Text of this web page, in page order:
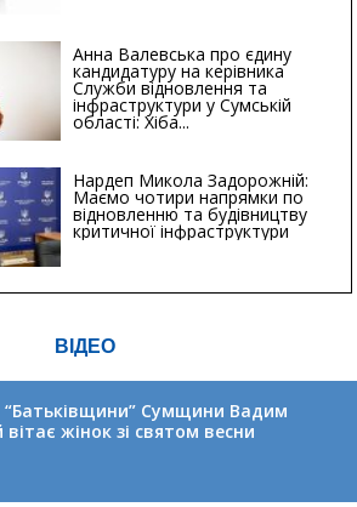
Анна Валевська про єдину
кандидатуру на керівника
Служби відновлення та
інфраструктури у Сумській
області: Хіба...
Нардеп Микола Задорожній:
Маємо чотири напрямки по
відновленню та будівництву
критичної інфраструктури
ВІДЕО
“Батьківщини” Сумщини Вадим
жінок зі святом весни